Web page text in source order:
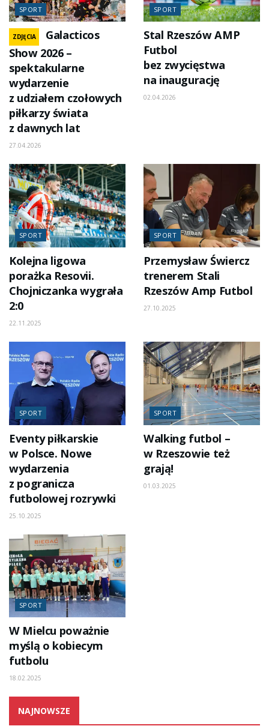
SPORT
ZDJĘCIA
Galacticos
Show 2026 –
spektakularne
wydarzenie
z udziałem czołowych
piłkarzy świata
z dawnych lat
27.04.2026
SPORT
Stal Rzeszów AMP
Futbol
bez zwycięstwa
na inaugurację
02.04.2026
SPORT
Kolejna ligowa
porażka Resovii.
Chojniczanka wygrała
2:0
22.11.2025
SPORT
Przemysław Świercz
trenerem Stali
Rzeszów Amp Futbol
27.10.2025
SPORT
Eventy piłkarskie
w Polsce. Nowe
wydarzenia
z pogranicza
futbolowej rozrywki
25.10.2025
SPORT
Walking futbol –
w Rzeszowie też
grają!
01.03.2025
SPORT
W Mielcu poważnie
myślą o kobiecym
futbolu
18.02.2025
NAJNOWSZE